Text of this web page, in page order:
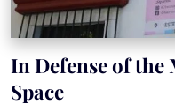
In Defense of
Space